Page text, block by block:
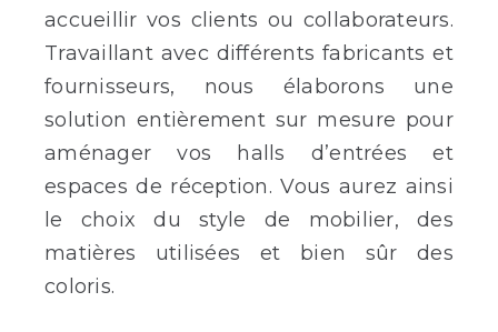
accueillir vos clients ou collaborateurs.
Travaillant avec différents fabricants et
fournisseurs, nous élaborons une
solution entièrement sur mesure pour
aménager vos halls d’entrées et
espaces de réception. Vous aurez ainsi
le choix du style de mobilier, des
matières utilisées et bien sûr des
coloris.